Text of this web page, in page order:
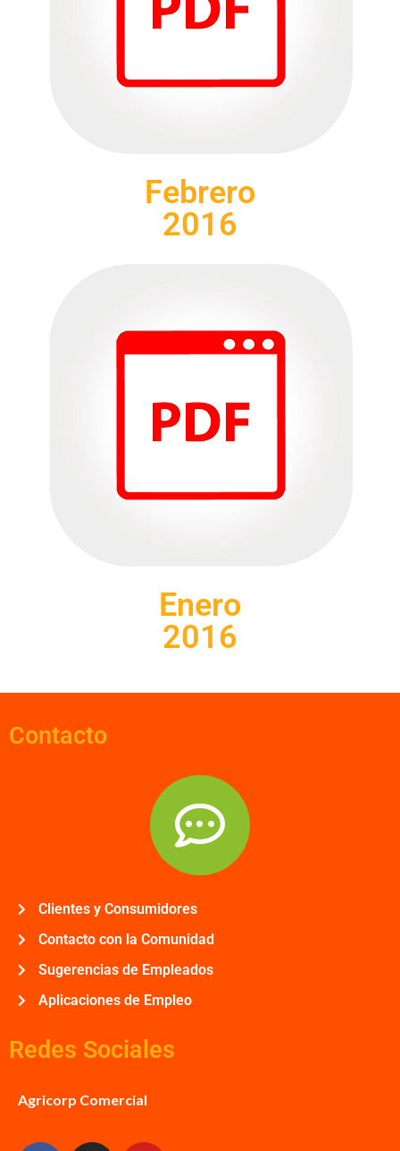
Febrero
2016
Enero
2016
Contacto
Clientes y Consumidores
Contacto con la Comunidad
Sugerencias de Empleados
Aplicaciones de Empleo
Redes Sociales
Agricorp Comercial